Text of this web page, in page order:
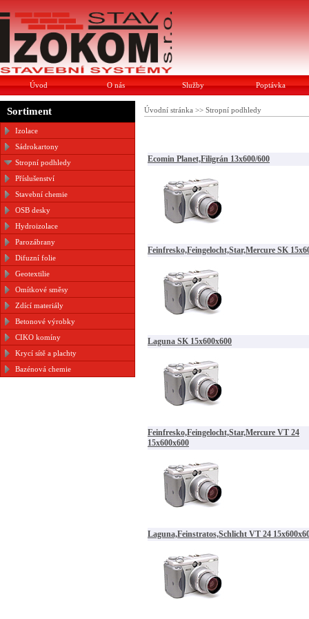
Úvod O nás Služby Poptávka
Sortiment
Izolace
Sádrokartony
Stropní podhledy
Příslušenství
Stavební chemie
OSB desky
Hydroizolace
Parozábrany
Difuzní folie
Geotextilie
Omítkové směsy
Zdící materiály
Betonové výrobky
CIKO komíny
Krycí sítě a plachty
Bazénová chemie
Úvodní stránka >> Stropní podhledy
Ecomin Planet,Filigrán 13x600/600
Feinfresko,Feingelocht,Star,Mercure SK
Laguna SK 15x600x600
Feinfresko,Feingelocht,Star,Mercure VT 24
15x600x600
Laguna,Feinstratos,Schlicht VT 24